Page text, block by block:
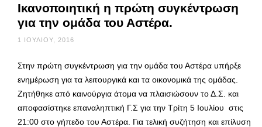
Ικανοποιητική η πρώτη συγκέντρωση
για την ομάδα του Αστέρα.
1 ΙΟΥΛΊΟΥ, 2016
Στην πρώτη συγκέντρωση για την ομάδα του Αστέρα υπήρξε
ενημέρωση για τα λειτουργικά και τα οικονομικά της ομάδας.
Ζητήθηκε από καινούργια άτομα να πλαισιώσουν το Δ.Σ. και
αποφασίστηκε επαναληπτική Γ.Σ για την Τρίτη 5 Ιουλίου στις
21:00 στο γήπεδο του Αστέρα. Για τελική συζήτηση και επίλυση